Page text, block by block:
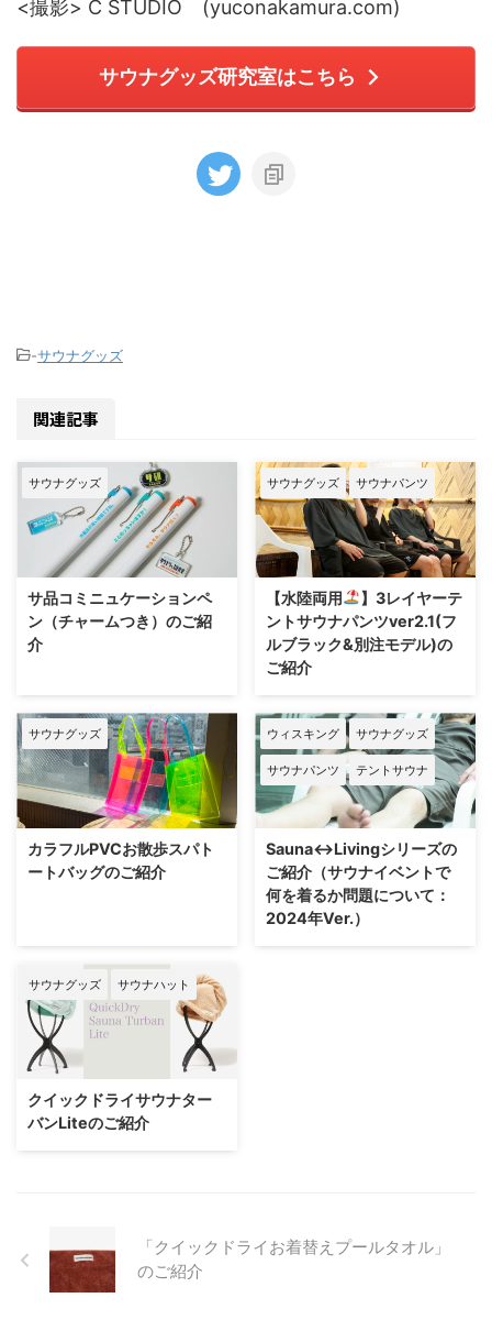
<撮影> C STUDIO (yuconakamura.com)
サウナグッズ研究室はこちら
-サウナグッズ
関連記事
サウナグッズ
サ品コミニュケーションペ
ン（チャームつき）のご紹
介
サウナグッズ サウナパンツ
【水陸両用
】3レイヤーテ
ントサウナパンツver2.1(フ
ルブラック&別注モデル)の
ご紹介
サウナグッズ
カラフルPVCお散歩スパト
ートバッグのご紹介
ウィスキング サウナグッズ
サウナパンツ テントサウナ
Sauna↔︎Livingシリーズの
ご紹介（サウナイベントで
何を着るか問題について：
2024年Ver.）
サウナグッズ サウナハット
クイックドライサウナター
バンLiteのご紹介
「クイックドライお着替えプールタオル」
のご紹介